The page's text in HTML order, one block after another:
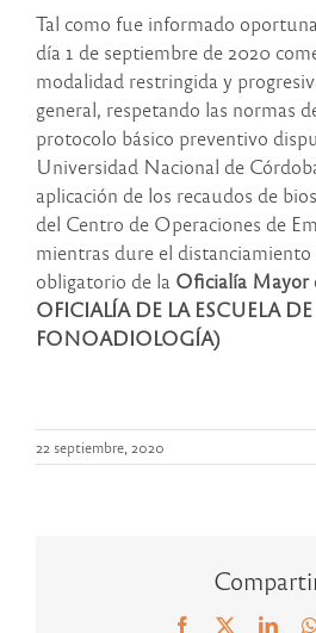
Tal como fue informado
día 1 de septiembre de 2020
modalidad restringida y
general, respetando las normas
protocolo básico preventivo
Universidad Nacional de
aplicación de los recaudos de
del Centro de Operaciones de
mientras dure el
obligatorio de la Oficialía Mayor
OFICIALÍA DE LA ESCUELA DE
FONOADIOLOGÍA)
22 septiembre, 2020
Facebook